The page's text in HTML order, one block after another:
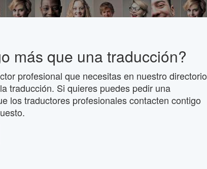
más que una traducción?
profesional que necesitas en nuestro directorio
traducción. Si quieres puedes pedir una
los traductores profesionales contacten contigo